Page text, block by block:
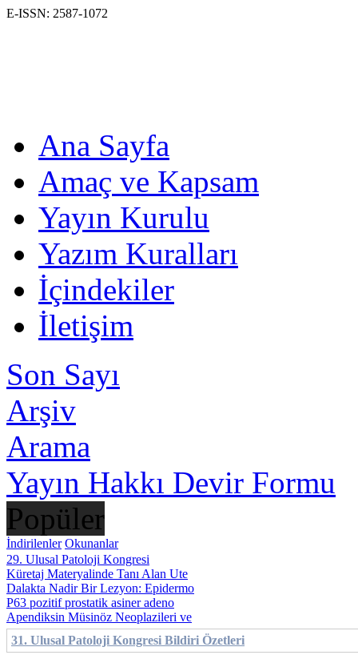
E-ISSN: 2587-1072
Ana Sayfa
Amaç ve Kapsam
Yayın Kurulu
Yazım Kuralları
İçindekiler
İletişim
Son Sayı
Arşiv
Arama
Yayın Hakkı Devir Formu
Popüler
İndirilenler Okunanlar
29. Ulusal Patoloji Kongresi
Küretaj Materyalinde Tanı Alan Ute
Dalakta Nadir Bir Lezyon: Epidermo
P63 pozitif prostatik asiner adeno
Apendiksin Müsinöz Neoplazileri ve
31. Ulusal Patoloji Kongresi Bildiri Özetleri